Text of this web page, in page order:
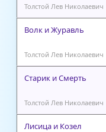
Толстой Лев Николаевич
Волк и Журавль
Толстой Лев Николаевич
Старик и Смерть
Толстой Лев Николаевич
Лисица и Козел